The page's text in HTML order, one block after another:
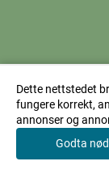
Dette nettstedet
fungere korrekt,
annonser og
Godta